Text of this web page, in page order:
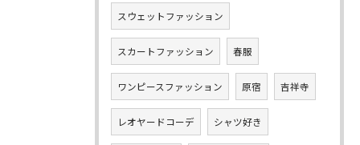
スウェットファッション
スカートファッション 春服
ワンピースファッション 原宿 吉祥寺
レオヤードコーデ シャツ好き